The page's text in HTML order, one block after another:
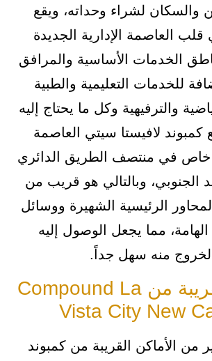
والسكان لشراء وحداته، ويقع
قلب العاصمة الإدارية الجديدة
الخدمات الأساسية والمرافق
للخدمات التعليمية والطبية
والترفيهية وكل ما يحتاج إليه
كمبوند لافيستا سيتي العاصمة
خاص في منتصف الطريق الدائري
الجنوبي، وبالتالي هو قريب من
الرئيسية الشهيرة ووسائل
مما يجعل الوصول إليه
منه سهل جداً.
الأماكن القريبة من Compound La
Vista City New
من الأماكن القريبة من كمبوند